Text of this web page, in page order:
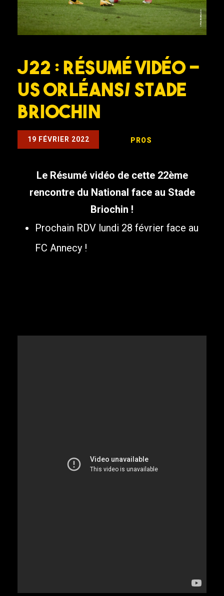
J22 : Résumé Vidéo –
US Orléans/ Stade
Briochin
19 FÉVRIER 2022 PROS
Le Résumé vidéo de cette 22ème
rencontre du National face au Stade
Briochin !
Prochain RDV lundi 28 février face au
FC Annecy !